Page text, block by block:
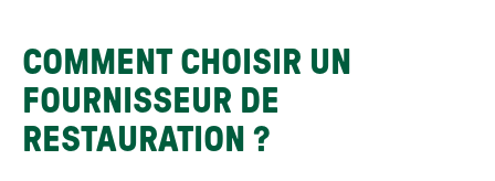
COMMENT CHOISIR UN
FOURNISSEUR DE
RESTAURATION ?